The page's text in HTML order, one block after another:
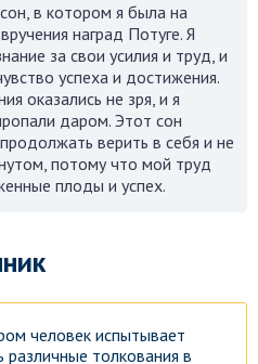
в котором я была на
наград Потуге. Я
за свои усилия и труд, и
успеха и достижения.
оказались не зря, и я
даром. Этот сон
верить в себя и не
потому что мой труд
плоды и успех.
человек испытывает
толкования в